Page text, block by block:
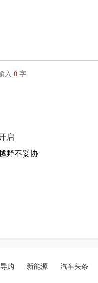
入 0 字
启
野不妥协
导购 新能源 汽车头条